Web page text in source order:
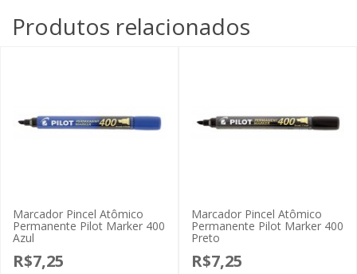
Produtos relacionados
Marcador Pincel Atômico
Permanente Pilot Marker 400
Azul
R$7,25
Marcador Pincel Atômico
Permanente Pilot Marker 400
Preto
R$7,25